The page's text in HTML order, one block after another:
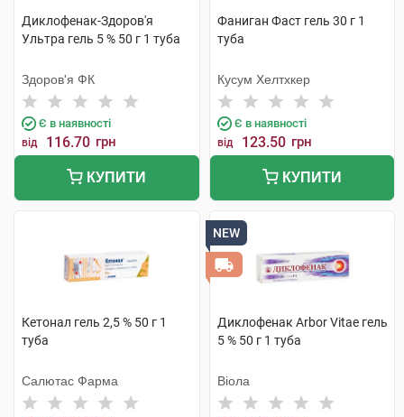
Диклофенак-Здоров'я
Ультра гель 5 % 50 г 1 туба
Здоров'я ФК
Є в наявності
від 116.70 грн
КУПИТИ
Фаниган Фаст гель 30 г 1
туба
Кусум Хелтхкер
Є в наявності
від 123.50 грн
КУПИТИ
Кетонал гель 2,5 % 50 г 1
туба
Салютас Фарма
NEW
Диклофенак Arbor Vitae гель
5 % 50 г 1 туба
Віола